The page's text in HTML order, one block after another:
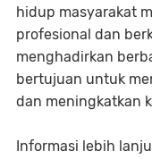
hidup masyarakat
profesional dan
menghadirkan
bertujuan untuk
dan meningkatkan
Informasi lebih